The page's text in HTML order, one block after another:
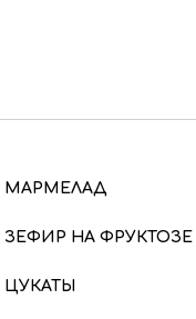
МАРМЕЛАД
ЗЕФИР НА ФРУКТОЗЕ
ЦУКАТЫ